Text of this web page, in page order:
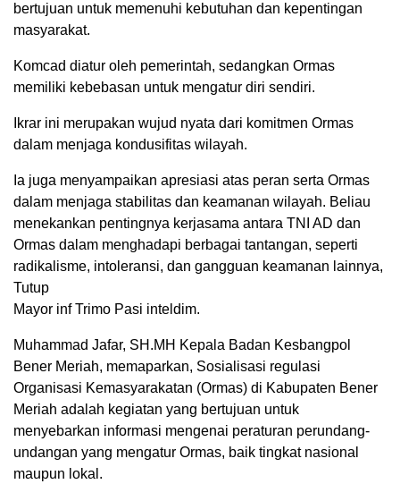
bertujuan untuk memenuhi kebutuhan dan kepentingan
masyarakat.
Komcad diatur oleh pemerintah, sedangkan Ormas
memiliki kebebasan untuk mengatur diri sendiri.
Ikrar ini merupakan wujud nyata dari komitmen Ormas
dalam menjaga kondusifitas wilayah.
Ia juga menyampaikan apresiasi atas peran serta Ormas
dalam menjaga stabilitas dan keamanan wilayah. Beliau
menekankan pentingnya kerjasama antara TNI AD dan
Ormas dalam menghadapi berbagai tantangan, seperti
radikalisme, intoleransi, dan gangguan keamanan lainnya,
Tutup
Mayor inf Trimo Pasi inteldim.
Muhammad Jafar, SH.MH Kepala Badan Kesbangpol
Bener Meriah, memaparkan, Sosialisasi regulasi
Organisasi Kemasyarakatan (Ormas) di Kabupaten Bener
Meriah adalah kegiatan yang bertujuan untuk
menyebarkan informasi mengenai peraturan perundang-
undangan yang mengatur Ormas, baik tingkat nasional
maupun lokal.